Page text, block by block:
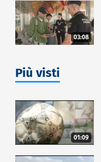
03:08
Più visti
01:09